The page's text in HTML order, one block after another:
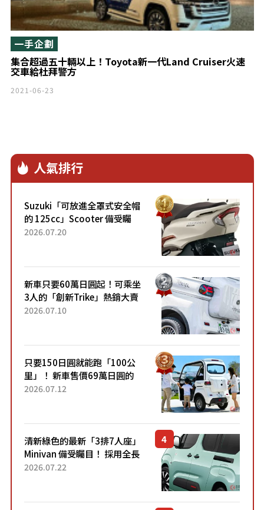
集合超過五十輛以上！Toyota新一代Land Cruiser火速
交車給杜拜警方
一手企劃
2021-06-23
人氣排行
Suzuki「可放進全罩式安全帽
的 125cc」Scooter 備受矚
目！採用全新流線設計與各項
2026.07.20
新車只要60萬日圓起！可乘坐
3人的「創新Trike」熱銷大賣
成為人氣車款！「養車成本真
2026.07.10
只要150日圓就能跑「100公
里」！ 新車售價69萬日圓的
「3人座」Trike大受歡迎！ 順
2026.07.12
清新綠色的最新「3排7人座」
Minivan 備受矚目！ 採用全長
4.7公尺剛剛好的車身尺寸與
2026.07.22